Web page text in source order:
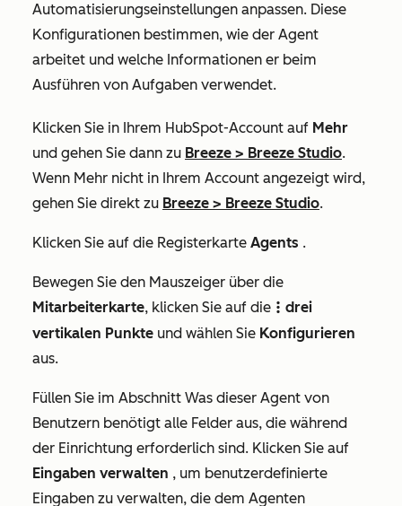
Automatisierungseinstellungen anpassen. Diese
Konfigurationen bestimmen, wie der Agent
arbeitet und welche Informationen er beim
Ausführen von Aufgaben verwendet.
Klicken Sie in Ihrem HubSpot-Account auf Mehr
und gehen Sie dann zu Breeze > Breeze Studio.
Wenn Mehr nicht in Ihrem Account angezeigt wird,
gehen Sie direkt zu Breeze > Breeze Studio.
Klicken Sie auf die Registerkarte Agents .
Bewegen Sie den Mauszeiger über die
Mitarbeiterkarte, klicken Sie auf die verticalMenuIcon drei
vertikalen Punkte und wählen Sie Konfigurieren
aus.
Füllen Sie im Abschnitt Was dieser Agent von
Benutzern benötigt alle Felder aus, die während
der Einrichtung erforderlich sind. Klicken Sie auf
Eingaben verwalten , um benutzerdefinierte
Eingaben zu verwalten, die dem Agenten